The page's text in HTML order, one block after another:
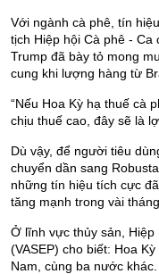
Với ngành cà phê, tín
tịch Hiệp hội Cà phê - Ca
Trump đã bày tỏ mong
cung khi lượng hàng từ
“Nếu Hoa Kỳ hạ thuế cà
chịu thuế cao, đây sẽ là
Dù vậy, để người tiêu
chuyển dần sang
những tín hiệu tích cực
tăng mạnh trong vài
Ở lĩnh vực thủy sản, Hiệp
(VASEP) cho biết: Hoa
Nam, cùng ba nước